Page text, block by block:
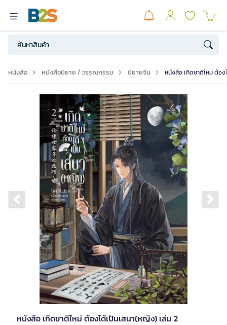
หนังสือ หนังสือนิยาย / วรรณกรรม นิยายจีน หนังสือ เกิดชาติใหม่ ต้อ
Previous slide
หนังสือ เกิดชาติใหม่ ต้องได้เป็นเสนา(หญิง) เล่ม 2